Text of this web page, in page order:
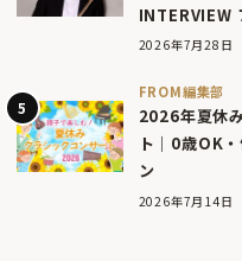
INTERVIEW
2026年7月28日
FROM編集部
2026年夏休
ト｜0歳OK
ン
2026年7月14日